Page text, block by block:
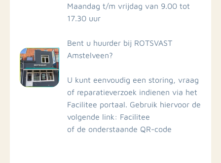
Scholen
Busstations
Restaurants
Maandag t/m vrijdag van 9.00 tot
17.30 uur
Bent u huurder bij ROTSVAST
Amstelveen?
U kunt eenvoudig een storing, vraag
of reparatieverzoek indienen via het
Facilitee portaal. Gebruik hiervoor de
volgende link: Facilitee
of de onderstaande QR-code